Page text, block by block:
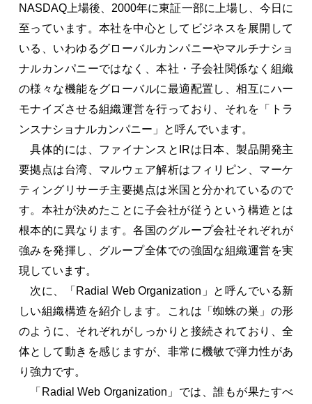
NASDAQ上場後、2000年に東証一部に上場し、今日に
至っています。本社を中心としてビジネスを展開して
いる、いわゆるグローバルカンパニーやマルチナショ
ナルカンパニーではなく、本社・子会社関係なく組織
の様々な機能をグローバルに最適配置し、相互にハー
モナイズさせる組織運営を行っており、それを「トラ
ンスナショナルカンパニー」と呼んでいます。
具体的には、ファイナンスとIRは日本、製品開発主
要拠点は台湾、マルウェア解析はフィリピン、マーケ
ティングリサーチ主要拠点は米国と分かれているので
す。本社が決めたことに子会社が従うという構造とは
根本的に異なります。各国のグループ会社それぞれが
強みを発揮し、グループ全体での強固な組織運営を実
現しています。
次に、「Radial Web Organization」と呼んでいる新
しい組織構造を紹介します。これは「蜘蛛の巣」の形
のように、それぞれがしっかりと接続されており、全
体として動きを感じますが、非常に機敏で弾力性があ
り強力です。
「Radial Web Organization」では、誰もが果たすべ